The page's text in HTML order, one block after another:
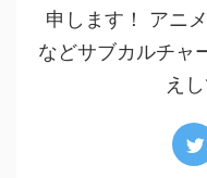
申します！ アニ
などサブカルチャ
え